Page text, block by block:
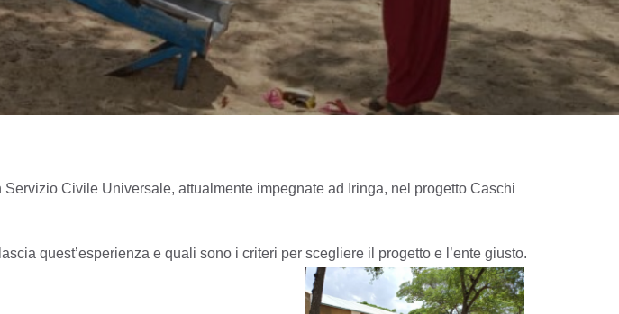
Civile Universale, attualmente impegnate ad Iringa, nel progetto Caschi
quest’esperienza e quali sono i criteri per scegliere il progetto e l’ente giusto.